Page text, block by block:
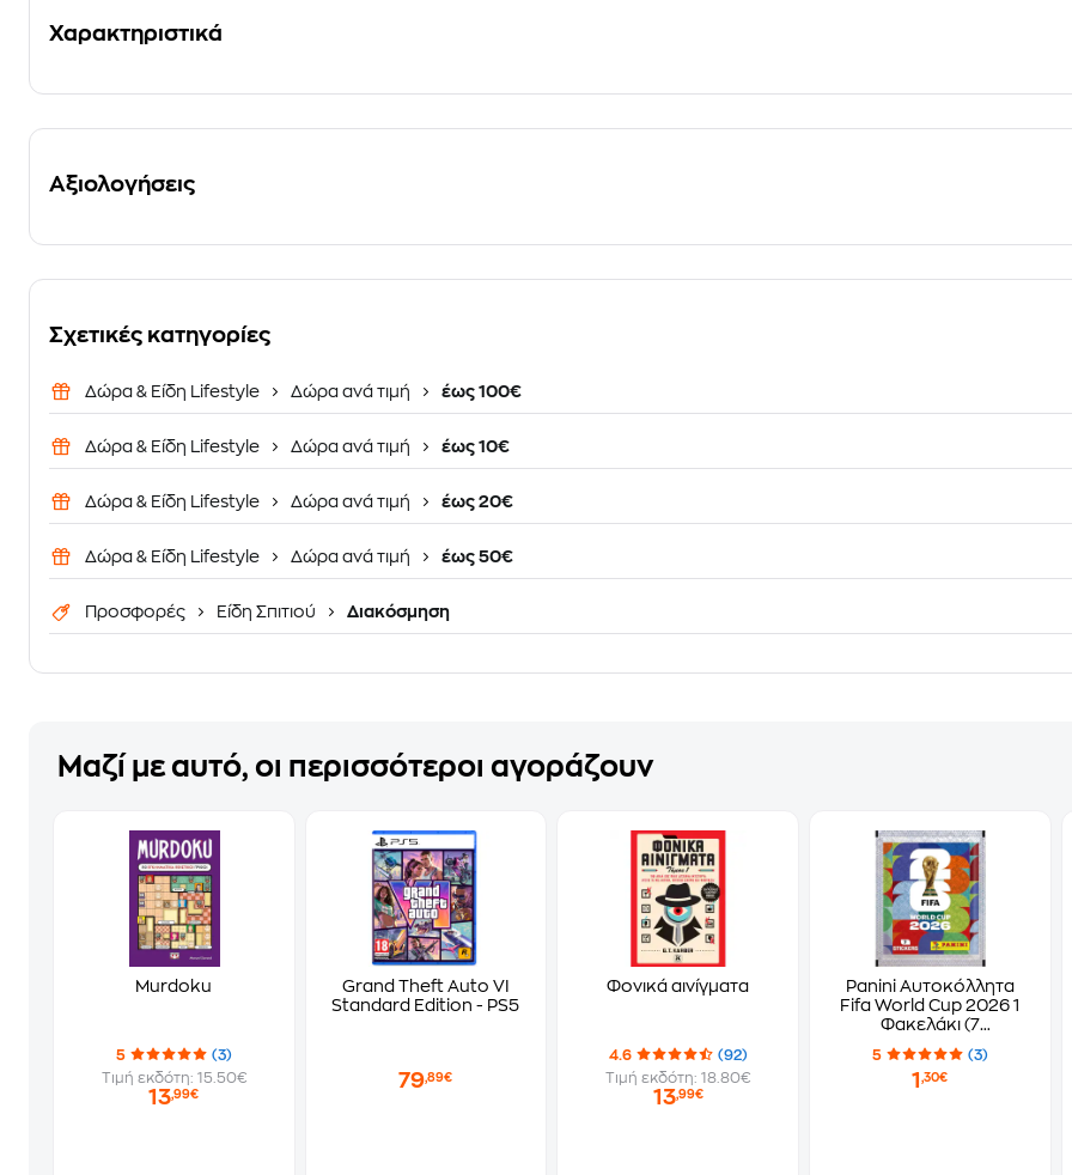
Χαρακτηριστικά
Αξιολογήσεις
Σχετικές κατηγορίες
Δώρα & Είδη Lifestyle Δώρα ανά τιμή έως 100€
Δώρα & Είδη Lifestyle Δώρα ανά τιμή έως 10€
Δώρα & Είδη Lifestyle Δώρα ανά τιμή έως 20€
Δώρα & Είδη Lifestyle Δώρα ανά τιμή έως 50€
Προσφορές Είδη Σπιτιού Διακόσμηση
Μαζί με αυτό, οι περισσότεροι αγοράζουν
Murdoku
5
(3)
Τιμή εκδότη: 15.50€
13,99€
Grand Theft Auto VI
Standard Edition - PS5
79,89€
Φονικά αινίγματα
4.6
(92)
Τιμή εκδότη: 18.80€
13,99€
Panini Αυτοκόλλητα
Fifa World Cup 2026 1
Φακελάκι (7
Αυτοκόλλητα)
5 (3)
1,30€